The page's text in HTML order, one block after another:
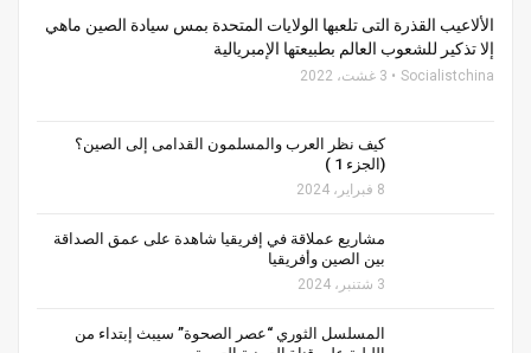
الألاعيب القذرة التى تلعبها الولايات المتحدة بمس سيادة الصين ماهي
إلا تذكير للشعوب العالم بطبيعتها الإمبريالية
Socialistchina 3 غشت، 2022
كيف نظر العرب والمسلمون القدامى إلى الصين؟
(الجزء 1 )
8 فبراير، 2024
مشاريع عملاقة في إفريقيا شاهدة على عمق الصداقة
بين الصين وأفريقيا
3 شتنبر، 2024
المسلسل الثوري “عصر الصحوة” سيبث إبتداء من